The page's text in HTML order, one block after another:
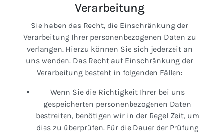
Verarbeitung
Sie haben das Recht, die Einschränkung der
Verarbeitung Ihrer personenbezogenen Daten zu
verlangen. Hierzu können Sie sich jederzeit an
uns wenden. Das Recht auf Einschränkung der
Verarbeitung besteht in folgenden Fällen:
Wenn Sie die Richtigkeit Ihrer bei uns
gespeicherten personenbezogenen Daten
bestreiten, benötigen wir in der Regel Zeit, um
dies zu überprüfen. Für die Dauer der Prüfung